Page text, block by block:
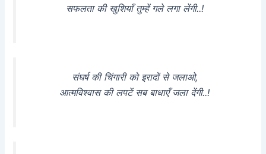
सफलता की खुशियाँ तुम्हें गले लगा लेंगी..!
संघर्ष की चिंगारी को इरादों से जलाओ,
आत्मविश्वास की लपटें सब बाधाएँ जला देंगी..!